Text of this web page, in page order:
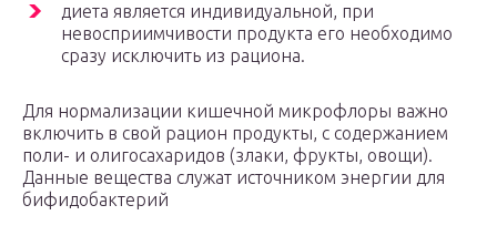
диета является индивидуальной, при
невосприимчивости продукта его необходимо
сразу исключить из рациона.
Для нормализации кишечной микрофлоры важно
включить в свой рацион продукты, с содержанием
поли- и олигосахаридов (злаки, фрукты, овощи).
Данные вещества служат источником энергии для
бифидобактерий